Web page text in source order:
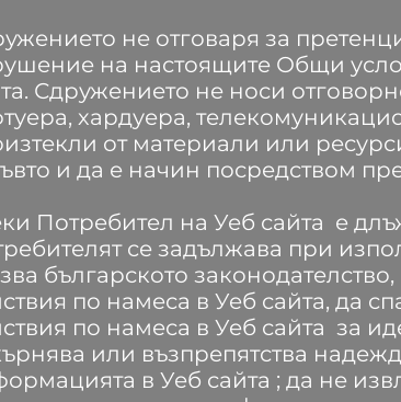
не отговаря за
на настоящите Общи
Сдружението не носи
хардуера,
от материали или
и да е начин посредством
Потребител на Уеб сайта е
се задължава при
българското
по намеса в Уеб сайта, да
по намеса в Уеб сайта за
или възпрепятства
в Уеб сайта ; да не